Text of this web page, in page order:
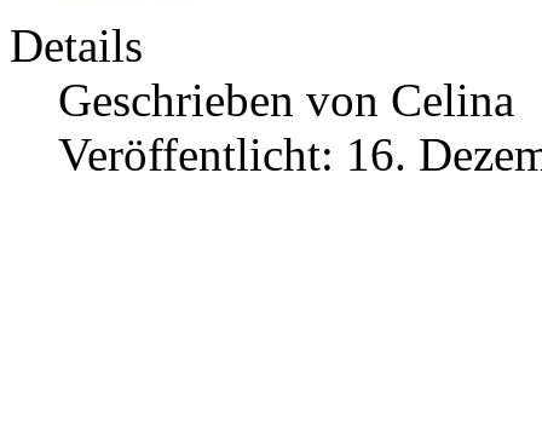
Details
Geschrieben von Celina
Veröffentlicht: 16.